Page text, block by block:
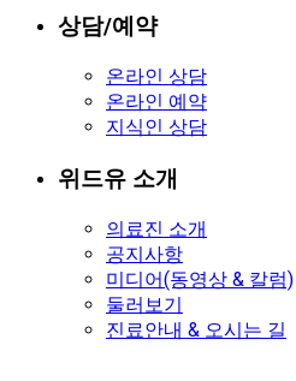
상담/예약
온라인 상담
온라인 예약
지식인 상담
위드유 소개
의료진 소개
공지사항
미디어(동영상 & 칼럼)
둘러보기
진료안내 & 오시는 길